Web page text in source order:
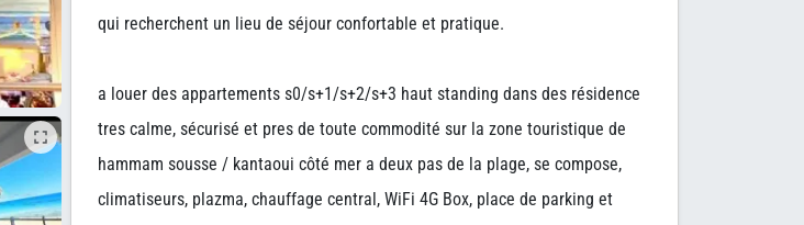
qui recherchent un lieu de séjour confortable et pratique.
a louer des appartements s0/s+1/s+2/s+3 haut standing dans des résidence
tres calme, sécurisé et pres de toute commodité sur la zone touristique de
hammam sousse / kantaoui côté mer a deux pas de la plage, se compose,
climatiseurs, plazma, chauffage central, WiFi 4G Box, place de parking et